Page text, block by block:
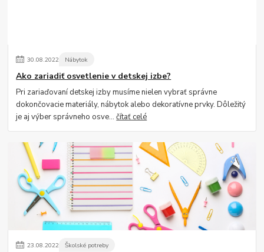
30.08.2022 Nábytok
Ako zariadiť osvetlenie v detskej izbe?
Pri zariaďovaní detskej izby musíme nielen vybrať správne
dokončovacie materiály, nábytok alebo dekoratívne prvky. Dôležitý
je aj výber správneho osve...čítať celé
23.08.2022 Školské potreby